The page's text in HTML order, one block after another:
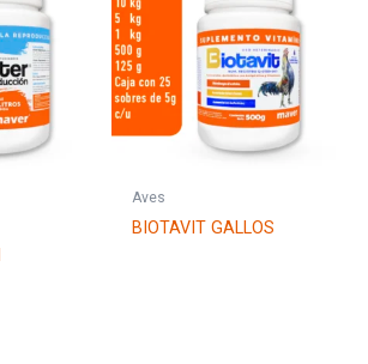
Aves
BIOTAVIT GALLOS